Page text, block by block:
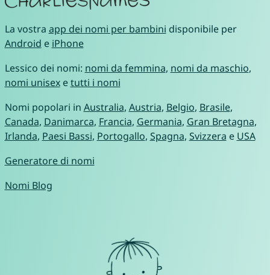
La vostra app dei nomi per bambini disponibile per
Android e iPhone
Lessico dei nomi: nomi da femmina, nomi da maschio,
nomi unisexetutti i nomi
Nomi popolari in Australia, Austria, Belgio, Brasile,
Canada, Danimarca, Francia, Germania, Gran Bretagna,
Irlanda, Paesi Bassi, Portogallo, Spagna, Svizzera e USA
Generatore di nomi
Nomi Blog